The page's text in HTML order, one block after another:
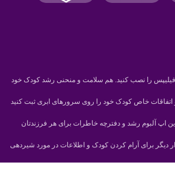
فیلیپس را نصب کنید. هم سلامت و منحنی رشد کودک خود
اتفاقات خاص کودک خود را روی سرورهای ابری ثبت کنید
این اپ آلبوم رشد و دفترچه خاطرات برای هر فرزندتان
دیگر برای آرام کردن کودک و اطلاعات در مورد شیردهی